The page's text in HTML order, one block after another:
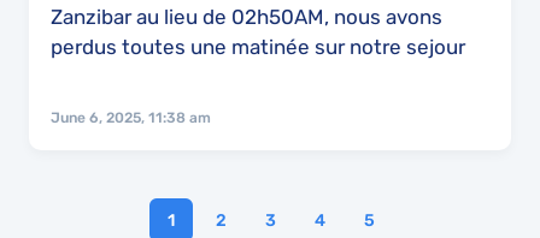
Zanzibar au lieu de 02h50AM, nous avons
perdus toutes une matinée sur notre sejour
June 6, 2025, 11:38 am
1 2 3 4 5